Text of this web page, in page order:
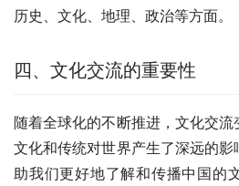
历史、文化、地理、政治等方面。
四、文化交流的重要性
随着全球化的不断推进，文化交
文化和传统对世界产生了深远的
助我们更好地了解和传播中国的